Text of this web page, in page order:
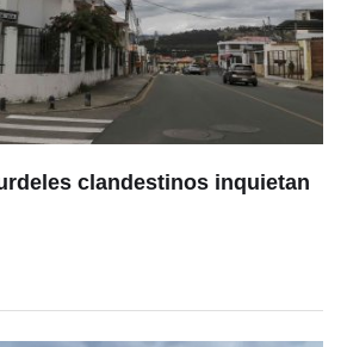
clandestinos inquietan